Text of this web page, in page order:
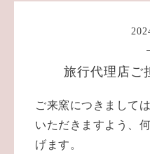
旅行代理店ご
ご来窯につきまして
いただきますよう、
げます。